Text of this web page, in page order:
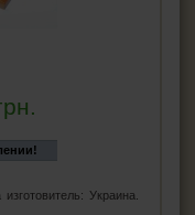
Украина.